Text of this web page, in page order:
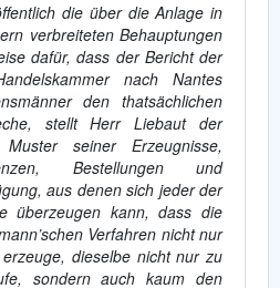
die über die Anlage in
verbreiteten Behauptungen
dafür, dass der Bericht der
nach Nantes
den thatsächlichen
stellt Herr Liebaut der
Muster seiner Erzeugnisse,
Bestellungen und
aus denen sich jeder der
überzeugen kann, dass die
Verfahren nicht nur
dieselbe nicht nur zu
sondern auch kaum den